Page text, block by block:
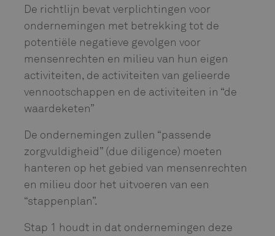
De richtlijn bevat verplichtingen voor
ondernemingen met betrekking tot de
potentiële negatieve gevolgen voor
mensenrechten en milieu van hun eigen
activiteiten, de activiteiten van gelieerde
vennootschappen en de activiteiten in “de
waardeketen”
De ondernemingen zullen “passende
zorgvuldigheid” (due diligence) moeten
hanteren op het gebied van mensenrechten
en milieu door het uitvoeren van een
“stappenplan”.
Stap 1 houdt in dat ondernemingen deze